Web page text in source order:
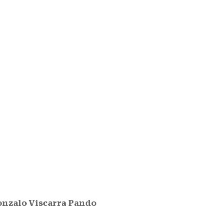
Viscarra Pando